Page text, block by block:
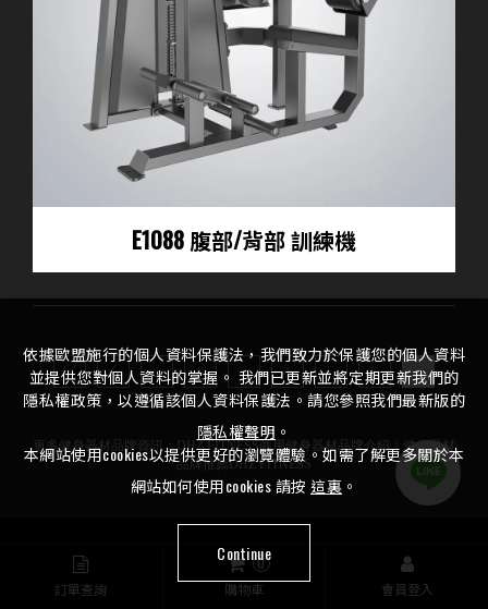
E1088 腹部/背部 訓練機
1 2 3 4 5 6 7
更多健身器材品牌資訊：DHZ FITNESS商用健身器材品牌介紹｜ 健身器材
品牌推薦DHZ FITNESS
106479 台北市大安區復興南路二段157號3樓之1
訂單查詢
0
購物車
會員登入
依據歐盟施行的個人資料保護法，我們致力於保護您的個人資料
並提供您對個人資料的掌握。 我們已更新並將定期更新我們的
隱私權政策，以遵循該個人資料保護法。請您參照我們最新版的
隱私權聲明 。
本網站使用cookies以提供更好的瀏覽體驗。如需了解更多關於本
網站如何使用cookies 請按 這裏 。
Continue